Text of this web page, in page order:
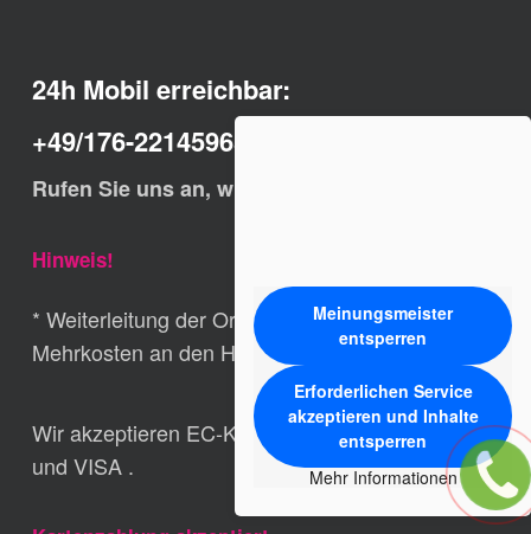
24h Mobil erreichbar:
+49/176-22145965
Rufen Sie uns an, wir helfen Ihnen schnell.
Hinweis!
* Weiterleitung der Ortsrufnummern ohne
Mehrkosten an den Hauptsitz der Fa. Ludwig
Wir akzeptieren EC-Karte, Girocard, MasterCard,
und VISA .
Meinungsmeister
entsperren
Erforderlichen Service
akzeptieren und Inhalte
entsperren
Mehr Informationen